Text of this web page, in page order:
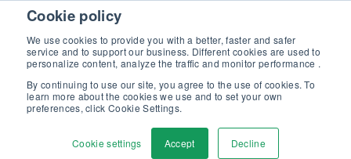
Cookie policy
We use cookies to provide you with a better, faster and safer
service and to support our business. Different cookies are used to
personalize content, analyze the traffic and monitor performance .
By continuing to use our site, you agree to the use of cookies. To
learn more about the cookies we use and to set your own
preferences, click Cookie Settings.
Cookie settings Accept Decline
Skip to content
Scopri la nostra nuova brochure Soluzioni Beamex per l’eccellenza
Contattaci